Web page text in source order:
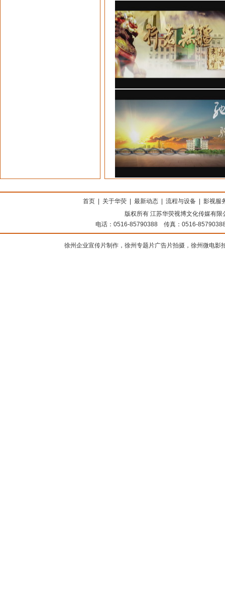
首页 关于华荧 最新动态 流程与设备
影视服
版权所有 江苏华荧视博文化传媒有
电话：0516-85790388 传真：0516-
徐州企业宣传片制作，徐州专题片广告片拍摄，徐州微电